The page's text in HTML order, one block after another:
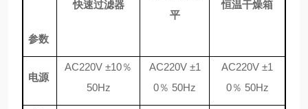
参数
快速过滤器
平
恒温干燥箱
电源
AC220V ±10％
50Hz
AC220V ±1
0％ 50Hz
AC220V ±1
0％ 50Hz